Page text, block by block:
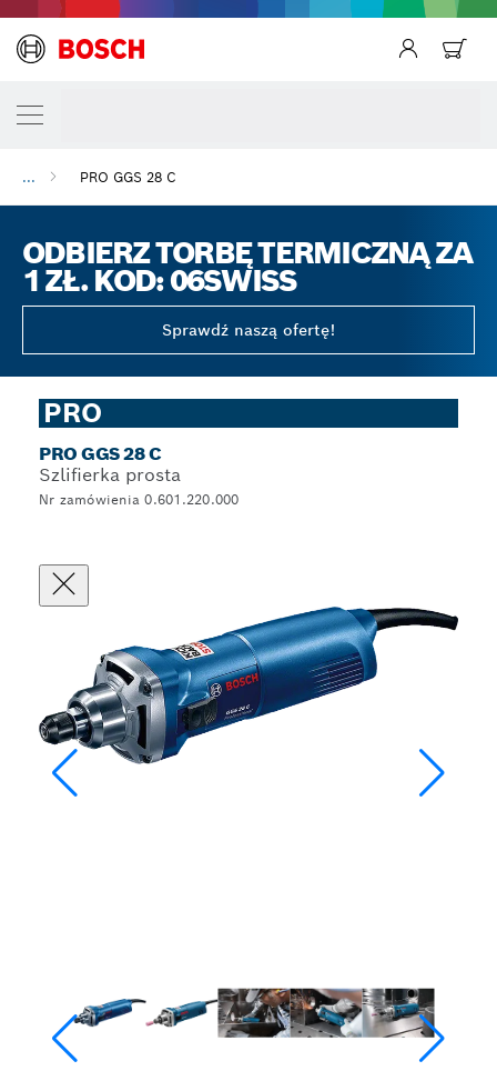
... PRO GGS 28 C
ODBIERZ TORBĘ TERMICZNĄ ZA
1 ZŁ. KOD: 06SWISS
Sprawdź naszą ofertę!
PRO
PRO GGS 28 C
Szlifierka prosta
Nr zamówienia 0.601.220.000